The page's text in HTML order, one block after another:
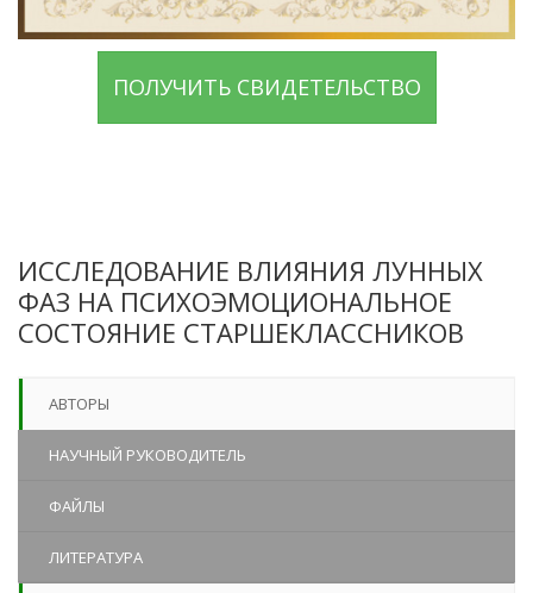
ПОЛУЧИТЬ СВИДЕТЕЛЬСТВО
ИССЛЕДОВАНИЕ ВЛИЯНИЯ ЛУННЫХ
ФАЗ НА ПСИХОЭМОЦИОНАЛЬНОЕ
СОСТОЯНИЕ СТАРШЕКЛАССНИКОВ
АВТОРЫ
НАУЧНЫЙ РУКОВОДИТЕЛЬ
ФАЙЛЫ
ЛИТЕРАТУРА